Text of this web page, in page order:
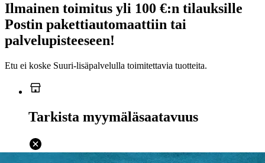
Ilmainen toimitus yli 100 €:n tilauksille
Postin pakettiautomaattiin tai
palvelupisteeseen!
Etu ei koske Suuri‑lisäpalvelulla toimitettavia tuotteita.
Tarkista myymäläsaatavuus